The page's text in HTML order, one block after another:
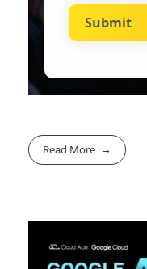
Read More